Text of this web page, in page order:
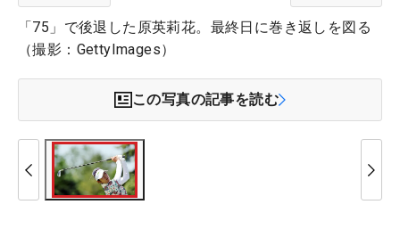
「75」で後退した原英莉花。最終日に巻き返しを図る
（撮影：GettyImages）
この写真の記事を読む